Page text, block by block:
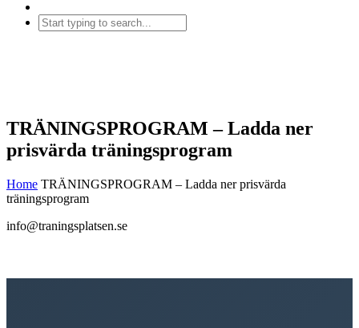
TRÄNINGSPROGRAM – Ladda ner
prisvärda träningsprogram
Home TRÄNINGSPROGRAM – Ladda ner prisvärda
träningsprogram
info@traningsplatsen.se